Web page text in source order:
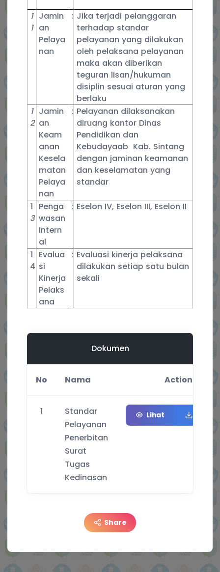
1
1
Jamin
an
Pelaya
nan
: Jika terjadi pelanggaran
terhadap standar
pelayanan yang dilakukan
oleh pelaksana pelayanan
maka akan diberikan
teguran lisan/hukuman
disiplin sesuai aturan yang
berlaku
1
2
Jamin
an
Keam
anan
Kesela
matan
Pelaya
nan
: Pelayanan dilaksanakan
diruang kantor Dinas
Pendidikan dan
Kebudayaab Kab. Sintang
dengan jaminan keamanan
dan keselamatan yang
standar
1
3
Penga
wasan
Intern
al
: Eselon IV, Eselon III, Eselon II
1
4
Evalua
si
Kinerja
Pelaks
ana
: Evaluasi kinerja pelaksana
dilakukan setiap satu bulan
sekali
Dokumen
No Nama Action
1
Standar
Pelayanan
Penerbitan
Surat
Tugas
Kedinasan
Lihat
Share